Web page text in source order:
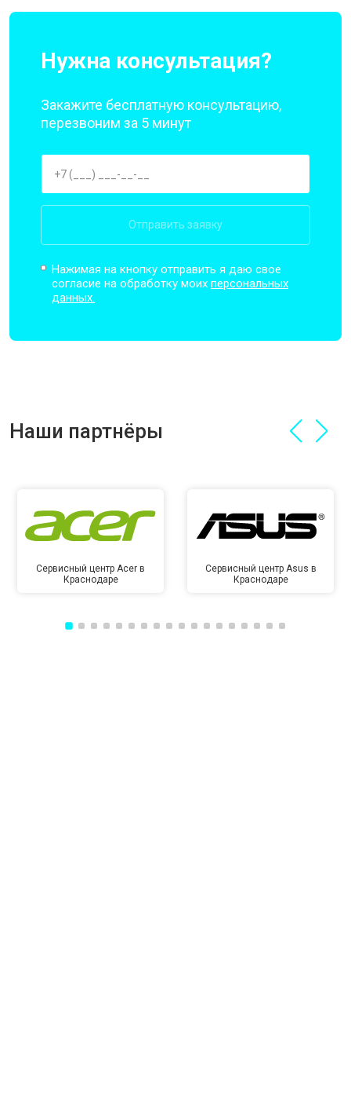
Нужна консультация?
Закажите бесплатную консультацию,
перезвоним за 5 минут
Отправить заявку
Нажимая на кнопку отправить я даю свое
согласие на обработку моихперсональных
данных.
Наши партнёры
Сервисный центр Acer в
Краснодаре
Сервисный центр Asus в
Краснодаре